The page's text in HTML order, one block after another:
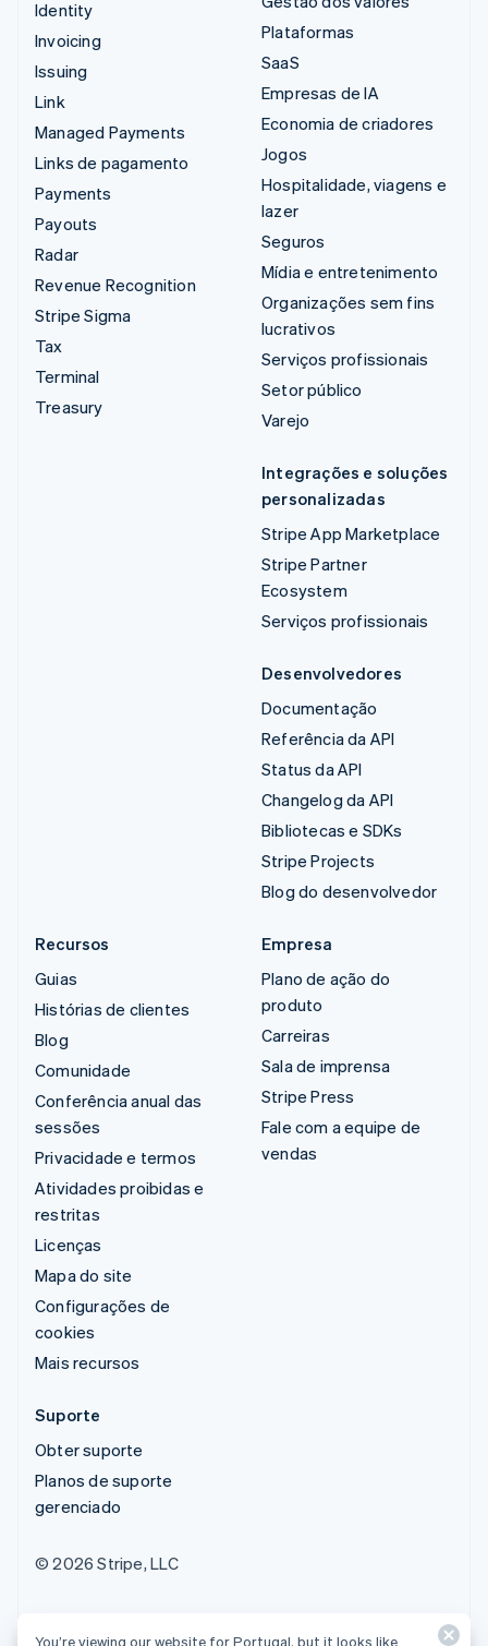
Identity
Invoicing
Issuing
Link
Managed Payments
Links de pagamento
Payments
Payouts
Radar
Revenue Recognition
Stripe Sigma
Tax
Terminal
Treasury
Plataformas
SaaS
Empresas de IA
Economia de criadores
Jogos
Hospitalidade, viagens e
lazer
Seguros
Mídia e entretenimento
Organizações sem fins
lucrativos
Serviços profissionais
Setor público
Varejo
Integrações e soluções
personalizadas
Stripe App Marketplace
Stripe Partner
Ecosystem
Serviços profissionais
Desenvolvedores
Documentação
Referência da API
Status da API
Changelog da API
Bibliotecas e SDKs
Stripe Projects
Blog do desenvolvedor
Recursos
Guias
Histórias de clientes
Blog
Comunidade
Conferência anual das
sessões
Privacidade e termos
Atividades proibidas e
restritas
Licenças
Mapa do site
Configurações de
cookies
Mais recursos
Empresa
Plano de ação do
produto
Carreiras
Sala de imprensa
Stripe Press
Fale com a equipe de
vendas
Suporte
Obter suporte
Planos de suporte
gerenciado
© 2026 Stripe, LLC
You’re viewing our website for Portugal, but it looks like